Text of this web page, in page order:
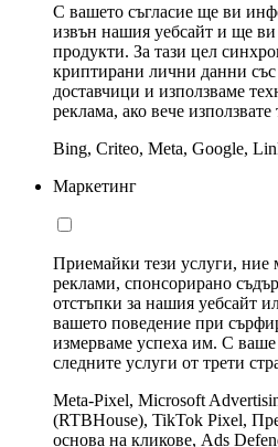
С вашето съгласие ще ви
извън нашия уебсайт и ще
продукти. За тази цел
криптирани лични данни
доставчици и използваме
реклама, ако вече
Bing, Criteo, Meta, Google,
Маркетинг
Приемайки тези услуги, ние
реклами, спонсорирано
отстъпки за нашия уебсайт
вашето поведение при
измерваме успеха им. С ваше
следните услуги от трети
Meta-Pixel, Microsoft
(RTBHouse), TikTok Pixel,
основа на кликове, Ads